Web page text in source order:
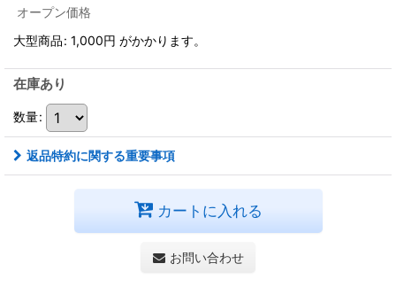
オープン価格
大型商品: 1,000円 がかかります。
在庫あり
数量:
返品特約に関する重要事項
カートに入れる
お問い合わせ